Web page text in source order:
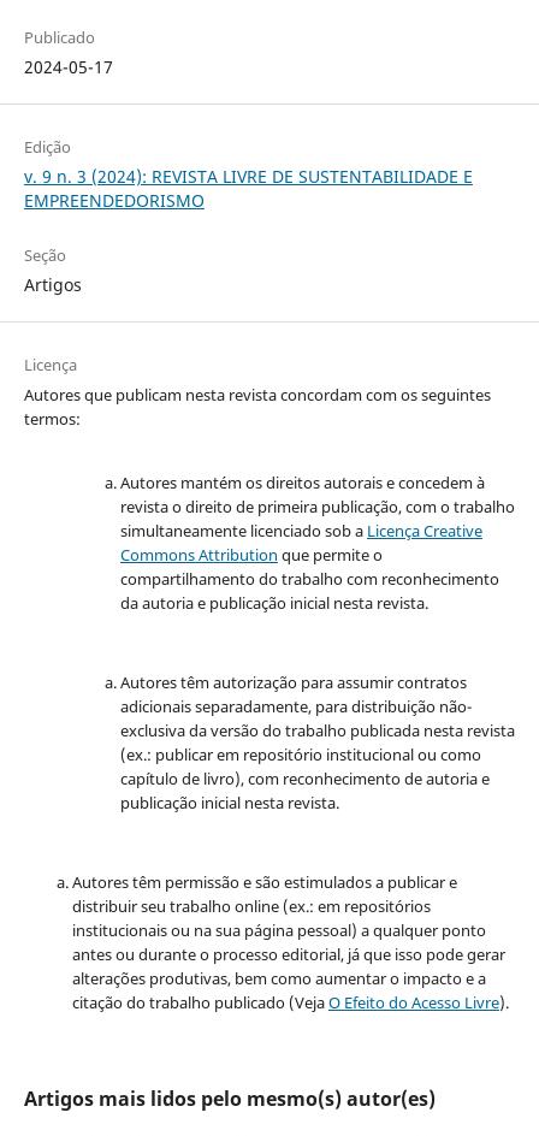
Publicado
2024-05-17
Edição
v. 9 n. 3 (2024): REVISTA LIVRE DE SUSTENTABILIDADE E
EMPREENDEDORISMO
Seção
Artigos
Licença
Autores que publicam nesta revista concordam com os seguintes
termos:
Autores mantém os direitos autorais e concedem à
revista o direito de primeira publicação, com o trabalho
simultaneamente licenciado sob a Licença Creative
Commons Attribution que permite o
compartilhamento do trabalho com reconhecimento
da autoria e publicação inicial nesta revista.
Autores têm autorização para assumir contratos
adicionais separadamente, para distribuição não-
exclusiva da versão do trabalho publicada nesta revista
(ex.: publicar em repositório institucional ou como
capítulo de livro), com reconhecimento de autoria e
publicação inicial nesta revista.
Autores têm permissão e são estimulados a publicar e
distribuir seu trabalho online (ex.: em repositórios
institucionais ou na sua página pessoal) a qualquer ponto
antes ou durante o processo editorial, já que isso pode gerar
alterações produtivas, bem como aumentar o impacto e a
citação do trabalho publicado (VejaO Efeito do Acesso Livre).
Artigos mais lidos pelo mesmo(s) autor(es)